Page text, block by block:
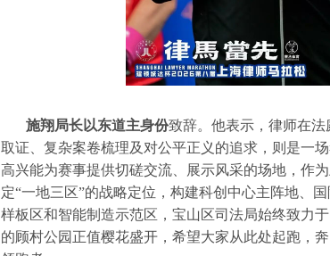
施翔局长以东道主身份致辞。他表示，律师在
取证、复杂案卷梳理及对公平正义的追求，则是一
高兴能为赛事提供切磋交流、展示风采的场地，作
定“一地三区”的战略定位，构建科创中心主阵地、
样板区和智能制造示范区，宝山区司法局始终致力
的顾村公园正值樱花盛开，希望大家从此处起跑，